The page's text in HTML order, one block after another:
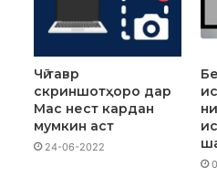
Чӣ тавр
скриншотҳоро дар
Mac нест кардан
мумкин аст
24-06-2022